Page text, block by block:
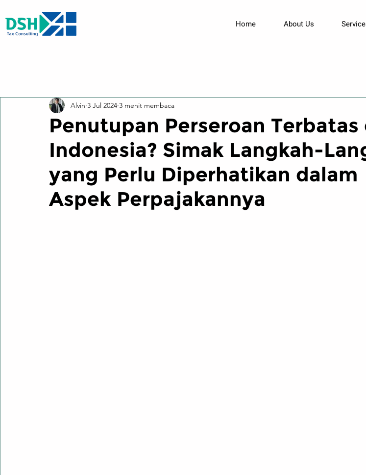
Home About Us
Penutupan Perseroan Terbatas
Indonesia? Simak Langkah-
yang Perlu Diperhatikan dalam
Aspek Perpajakannya
Alvin 3 Jul 2024 3 menit membaca